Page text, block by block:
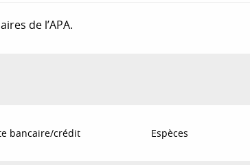
de l’APA.
bancaire/crédit Espèces